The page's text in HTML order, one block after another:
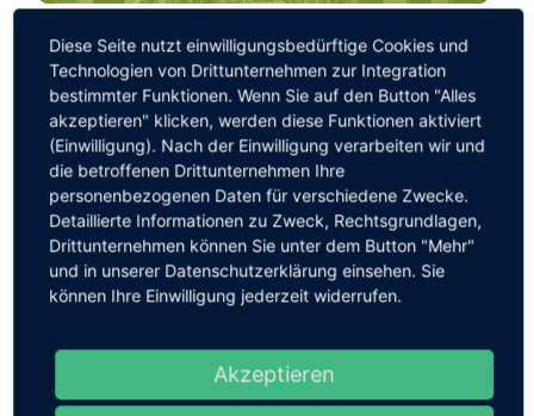
Gewerbegebiete
Regionale Produkte
Diese Seite nutzt einwilligungsbedürftige Cookies und
Technologien von Drittunternehmen zur Integration
bestimmter Funktionen. Wenn Sie auf den Button "Alles
akzeptieren" klicken, werden diese Funktionen aktiviert
(Einwilligung). Nach der Einwilligung verarbeiten wir und
die betroffenen Drittunternehmen Ihre
personenbezogenen Daten für verschiedene Zwecke.
Detaillierte Informationen zu Zweck, Rechtsgrundlagen,
Drittunternehmen können Sie unter dem Button "Mehr"
und in unserer Datenschutzerklärung einsehen. Sie
können Ihre Einwilligung jederzeit widerrufen.
Akzeptieren